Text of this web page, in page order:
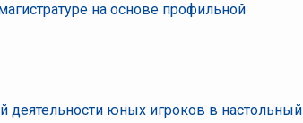
на основе профильной
деятельности юных игроков в настольный